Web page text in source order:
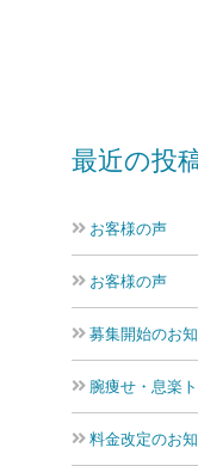
最近の投
お客様の声
お客様の声
募集開始のお
腕痩せ・息楽
料金改定のお